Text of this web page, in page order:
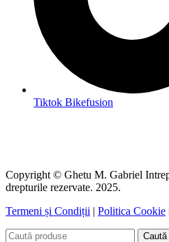
Tiktok Bikefusion
Copyright © Ghetu M. Gabriel
drepturile rezervate. 2025.
Termeni și Condiții | Politica Cookie
Caută